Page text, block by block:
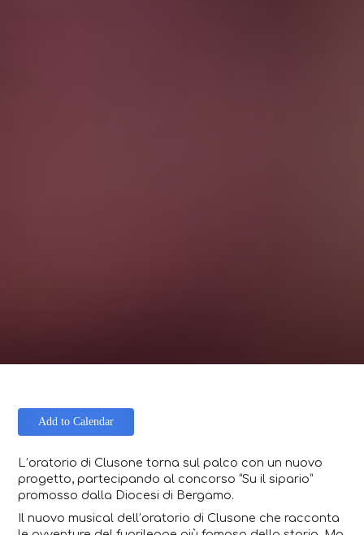
Add to Calendar
L’oratorio di Clusone torna sul palco con un nuovo
progetto, partecipando al concorso “Su il sipario”
promosso dalla Diocesi di Bergamo.
Il nuovo musical dell’oratorio di Clusone che racconta